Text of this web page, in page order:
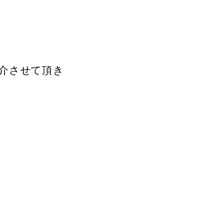
させて頂き